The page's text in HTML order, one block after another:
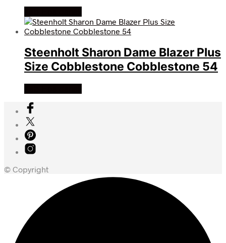
Steenholt Sharon Dame Blazer Plus
Size Cobblestone Cobblestone 54
© Copyright